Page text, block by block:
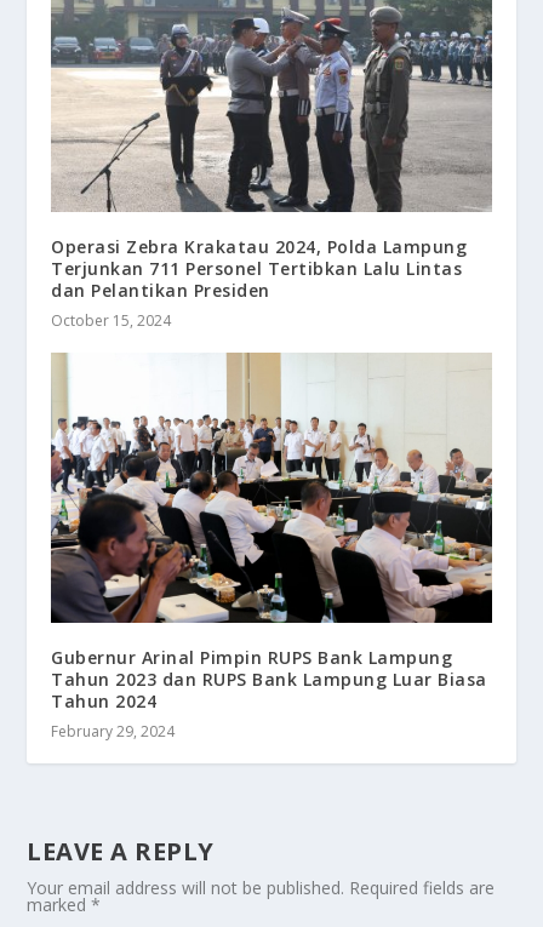
Operasi Zebra Krakatau 2024, Polda Lampung
Terjunkan 711 Personel Tertibkan Lalu Lintas
dan Pelantikan Presiden
October 15, 2024
Gubernur Arinal Pimpin RUPS Bank Lampung
Tahun 2023 dan RUPS Bank Lampung Luar Biasa
Tahun 2024
February 29, 2024
LEAVE A REPLY
Your email address will not be published. Required fields are
marked*